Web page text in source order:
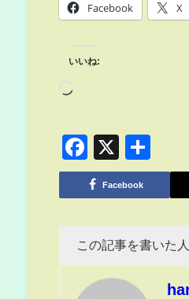
Facebook X
いいね:
Facebook
X
有
Facebook
この記事を書いた人